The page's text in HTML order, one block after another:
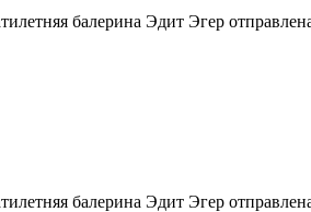
балерина Эдит Эгер
балерина Эдит Эгер